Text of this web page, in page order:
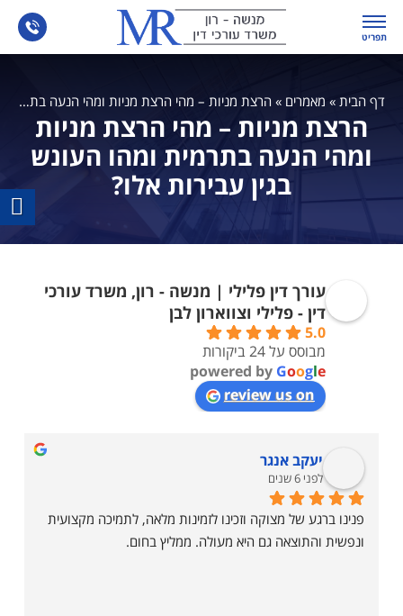
תפריט
דף הבית » מאמרים » הרצת מניות – מהי הרצת מניות ומהי הנעה בתרמית ומהו העונש בגין עבירות אלו?
הרצת מניות – מהי הרצת מניות
ומהי הנעה בתרמית ומהו העונש
בגין עבירות אלו?
עורך דין פלילי | מנשה - רון, משרד עורכי
דין - פלילי וצווארון לבן
5.0
מבוסס על 24 ביקורות
powered by Google
review us on
יעקב אנגר
לפני 6 שנים
ונפשית והתוצאה גם היא מעולה. ממליץ בחום.